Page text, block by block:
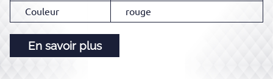
Couleur
rouge
En savoir plus